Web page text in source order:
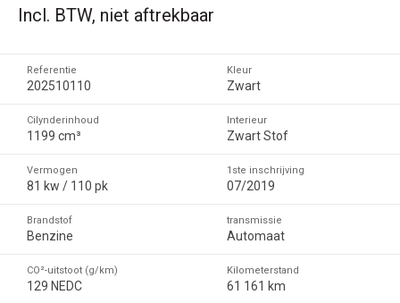
Incl. BTW, niet aftrekbaar
Referentie
202510110
Cilynderinhoud
1199 cm³
Vermogen
81 kw / 110 pk
Brandstof
Benzine
CO²-uitstoot (g/km)
129 NEDC
Kleur
Zwart
Interieur
Zwart Stof
1ste inschrijving
07/2019
transmissie
Automaat
Kilometerstand
61 161 km